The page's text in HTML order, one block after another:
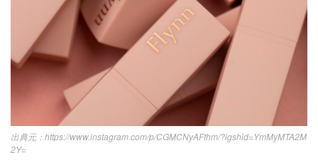
https://www.instagram.com/p/CGMCNyAFfhm/?igshid=YmMyMTA2M
2Y=